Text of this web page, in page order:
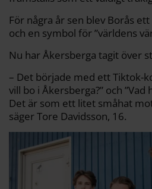
För några år sen blev Borås
och en symbol för ”världens
Nu har Åkersberga tagit över
– Det började med ett Tiktok-
vill bo i Åkersberga?” och ”Vad
Det är som ett litet småhat
säger Tore Davidsson, 16.